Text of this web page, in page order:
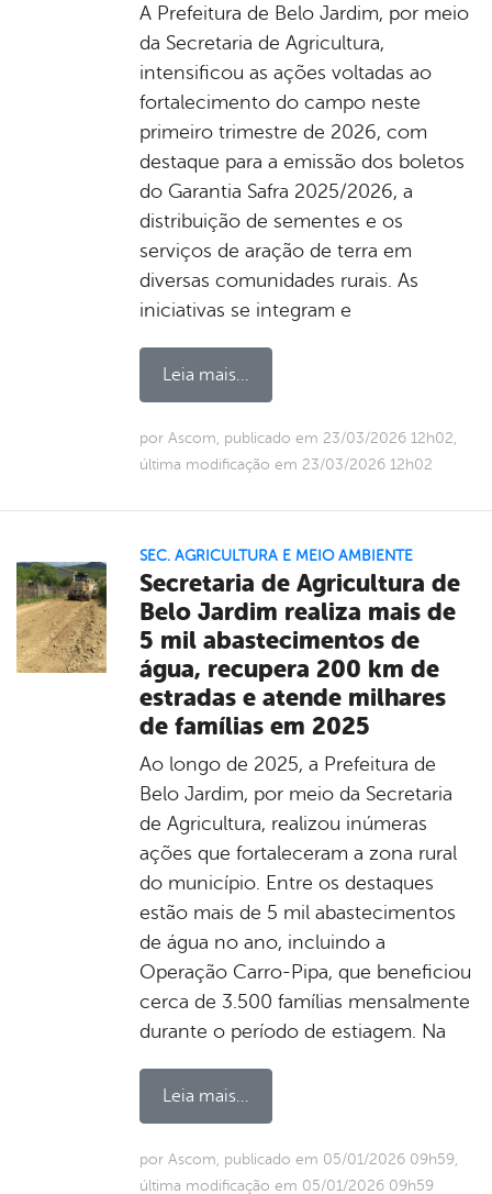
A Prefeitura de Belo Jardim, por meio
da Secretaria de Agricultura,
intensificou as ações voltadas ao
fortalecimento do campo neste
primeiro trimestre de 2026, com
destaque para a emissão dos boletos
do Garantia Safra 2025/2026, a
distribuição de sementes e os
serviços de aração de terra em
diversas comunidades rurais. As
iniciativas se integram e
Leia mais...
por Ascom, publicado em 23/03/2026 12h02,
última modificação em 23/03/2026 12h02
SEC. AGRICULTURA E MEIO AMBIENTE
Secretaria de Agricultura de
Belo Jardim realiza mais de
5 mil abastecimentos de
água, recupera 200 km de
estradas e atende milhares
de famílias em 2025
Ao longo de 2025, a Prefeitura de
Belo Jardim, por meio da Secretaria
de Agricultura, realizou inúmeras
ações que fortaleceram a zona rural
do município. Entre os destaques
estão mais de 5 mil abastecimentos
de água no ano, incluindo a
Operação Carro-Pipa, que beneficiou
cerca de 3.500 famílias mensalmente
durante o período de estiagem. Na
Leia mais...
por Ascom, publicado em 05/01/2026 09h59,
última modificação em 05/01/2026 09h59